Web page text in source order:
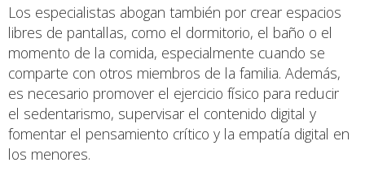
Los especialistas abogan también por crear espacios
libres de pantallas, como el dormitorio, el baño o el
momento de la comida, especialmente cuando se
comparte con otros miembros de la familia. Además,
es necesario promover el ejercicio físico para reducir
el sedentarismo, supervisar el contenido digital y
fomentar el pensamiento crítico y la empatía digital en
los menores.